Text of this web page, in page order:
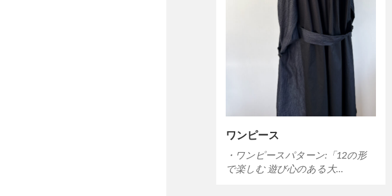
ワンピース
・ワンピースパターン:「12の形
で楽しむ 遊び心のある大…